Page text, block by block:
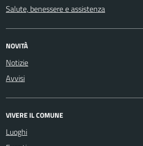
Salute, benessere e assistenza
NOVITÀ
Notizie
Avvisi
VIVERE IL COMUNE
Luoghi